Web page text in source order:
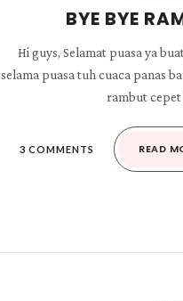
BYE BYE
Hi guys, Selamat puasa ya
selama puasa tuh cuaca panas
rambut cepet
3 COMMENTS READ